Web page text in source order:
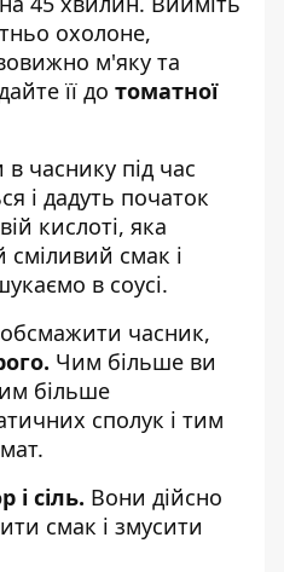
охолоне,
м'яку та
її до томатної
часнику під час
і дадуть початок
кислоті, яка
смак і
в соусі.
часник,
Чим більше ви
більше
сполук і тим
і сіль. Вони дійсно
смак і змусити